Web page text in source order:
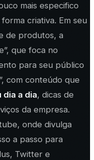
mais especifico
criativa. Em seu
de produtos, a
que foca no
para seu público
com conteúdo que
dia a dia, dicas de
da empresa.
onde divulga
a passo para
Twitter e